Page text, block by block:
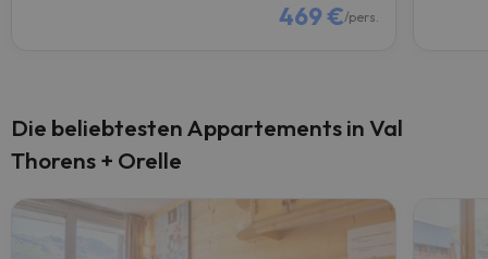
469 €/pers.
Die beliebtesten Appartements in Val
Thorens + Orelle